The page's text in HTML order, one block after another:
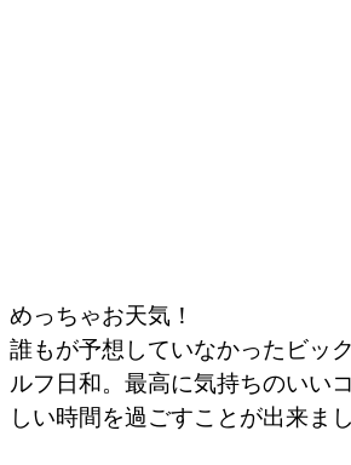
めっちゃお天気！
誰もが予想していなかったビッ
ルフ日和。最高に気持ちのいい
しい時間を過ごすことが出来まし